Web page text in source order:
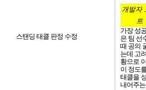
스탠딩 태클 판정 수정
개발자
트
가장 성
은 팀 선
때 공의
는데 고
황으로
이 정도
태클을
내어주